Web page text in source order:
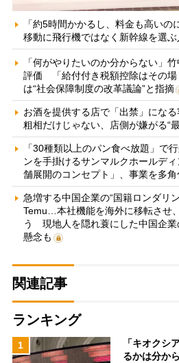
「約5時間かかるし、料金も高い
移動に飛行機ではなく新幹線を選
「何がやりたいのか分からない」
評価 「給付付き税額控除はその場
は“社会保障制度の改革議論”と指摘
お酒を提供する店で「出禁」にな
粗相だけじゃない、店側が嫌がる“
「30種類以上のパン食べ放題」で
ンを手掛けるサンマルクホールデ
舗展開のコンセプト」、事業を多
急増する中国企業の“国籍ロンダリ
Temu…本社機能を海外に移転させ
う 現地人を隠れ蓑にした中国企業
懸念も
関連記事
ランキング
1
「キオクシ
るかは分か